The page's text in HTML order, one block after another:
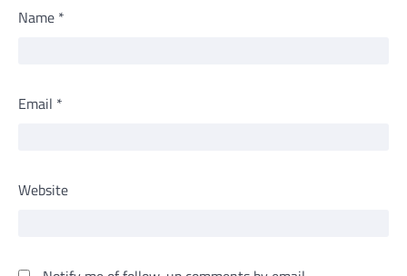
Name *
Email *
Website